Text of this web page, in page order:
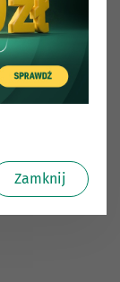
Zamknij